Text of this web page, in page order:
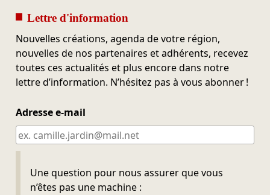
Lettre d'information
Nouvelles créations, agenda de votre région,
nouvelles de nos partenaires et adhérents, recevez
toutes ces actualités et plus encore dans notre
lettre d’information. N’hésitez pas à vous abonner !
Adresse e-mail
Une question pour nous assurer que vous
n’êtes pas une machine :
Ne pas remplir